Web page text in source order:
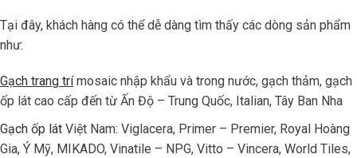
Tại đây, khách hàng có thể dễ dàng tìm thấy các dòng sản phẩm
như:
Gạch trang trímosaic nhập khẩu và trong nước, gạch thảm, gạch
ốp lát cao cấp đến từ Ấn Độ – Trung Quốc, Italian, Tây Ban Nha
Gạch ốp lát Việt Nam: Viglacera, Primer – Premier, Royal Hoàng
Gia, Ý Mỹ, MIKADO, Vinatile – NPG, Vitto – Vincera, World Tiles,